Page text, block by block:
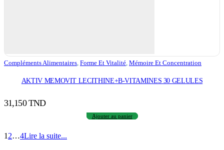
Compléments Alimentaires, Forme Et Vitalité, Mémoire Et Concentration
AKTIV MEMOVIT LECITHINE+B-VITAMINES 30 GELULES
31,150TND
Ajouter au panier
12…4Lire la suite...